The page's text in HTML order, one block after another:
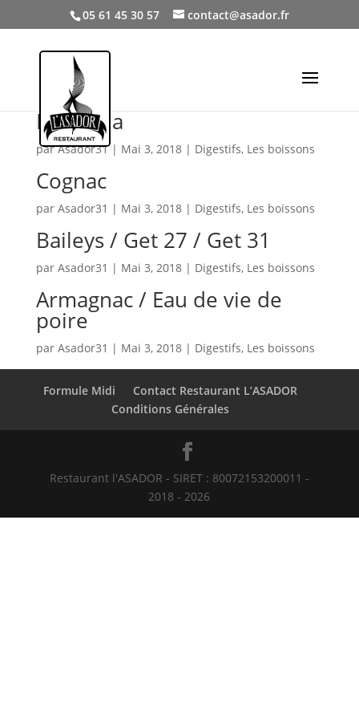
05 61 45 30 57 contact@asador.fr
Manzana
parAsador31| Mai 3, 2018| Digestifs, Les boissons
Cognac
par Asador31 | Mai 3, 2018| Digestifs, Les boissons
Baileys / Get 27 / Get 31
par Asador31 | Mai 3, 2018| Digestifs, Les boissons
Armagnac / Eau de vie de
poire
par Asador31 | Mai 3, 2018| Digestifs, Les boissons
Formule Midi
Contact Restaurant L’ASADOR
Conditions Générales
Restaurant l'ASADOR - SIRET : 80072153200011 -
2018 - 2026